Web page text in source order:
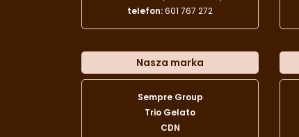
telefon:601 767 272
Nasza marka
Sempre Group
Trio Gelato
CDN